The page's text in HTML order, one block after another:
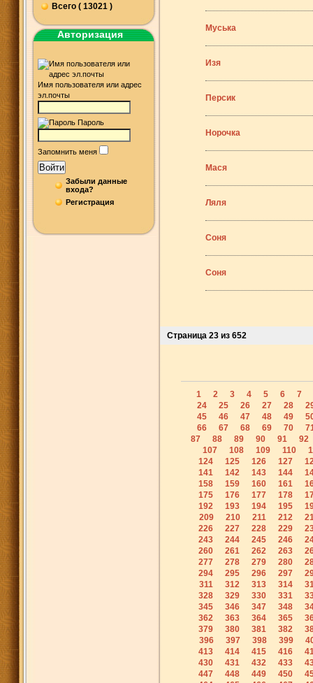
Всего ( 13021 )
Авторизация
Имя пользователя или адрес
эл.почты
Пароль
Запомнить меня
Войти
Забыли данные
входа?
Регистрация
Муська
Изя
Персик
Норочка
Мася
Ляля
Соня
Соня
Страница 23 из 652
1 2 3 4 5 6
7
24
25 26 27 28
45
46 47 48 49
66
67 68 69 70
87
88 89 90 91
92
107
108 109 110
124
125 126 127
141
142 143 144
158
159 160 161
175
176 177 178
192
193 194 195
209
210 211 212
226
227 228 229
243
244 245 246
260
261 262 263
277
278 279 280
294
295 296 297
311
312 313 314
328
329 330 331
345
346 347 348
362
363 364 365
379
380 381 382
396
397 398 399
413
414 415 416
430
431 432 433
447
448 449 450